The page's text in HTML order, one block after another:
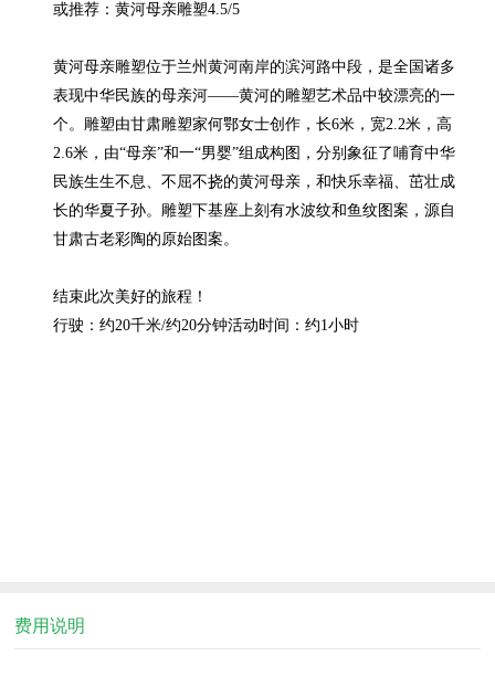
或推荐：黄河母亲雕塑4.5/5
黄河母亲雕塑位于兰州黄河南岸的滨河路中段，是全国诸多
表现中华民族的母亲河——黄河的雕塑艺术品中较漂亮的一
个。雕塑由甘肃雕塑家何鄂女士创作，长6米，宽2.2米，高
2.6米，由“母亲”和一“男婴”组成构图，分别象征了哺育中华
民族生生不息、不屈不挠的黄河母亲，和快乐幸福、茁壮成
长的华夏子孙。雕塑下基座上刻有水波纹和鱼纹图案，源自
甘肃古老彩陶的原始图案。
结束此次美好的旅程！
费用说明